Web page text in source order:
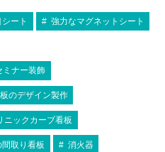
シート 強力なマグネットシート
ミナー装飾
のデザイン製作
ニックカーブ看板
取り看板 消火器